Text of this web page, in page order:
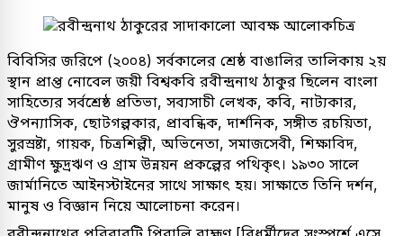
বিবিসির জরিপে (২০০৪) সর্বকালের শ্রেষ্ঠ বাঙালির তালিকায় ২য়
স্থান প্রাপ্ত নোবেল জয়ী বিশ্বকবি রবীন্দ্রনাথ ঠাকুর ছিলেন বাংলা
সাহিত্যের সর্বশ্রেষ্ঠ প্রতিভা, সব্যসাচী লেখক, কবি, নাট্যকার,
ঔপন্যাসিক, ছোটগল্পকার, প্রাবন্ধিক, দার্শনিক, সঙ্গীত রচয়িতা,
সুরস্রষ্টা, গায়ক, চিত্রশিল্পী, অভিনেতা, সমাজসেবী, শিক্ষাবিদ,
গ্রামীণ ক্ষুদ্রঋণ ও গ্রাম উন্নয়ন প্রকল্পের পথিকৃৎ। ১৯৩০ সালে
জার্মানিতে আইনস্টাইনের সাথে সাক্ষাৎ হয়। সাক্ষাতে তিনি দর্শন,
মানুষ ও বিজ্ঞান নিয়ে আলোচনা করেন।